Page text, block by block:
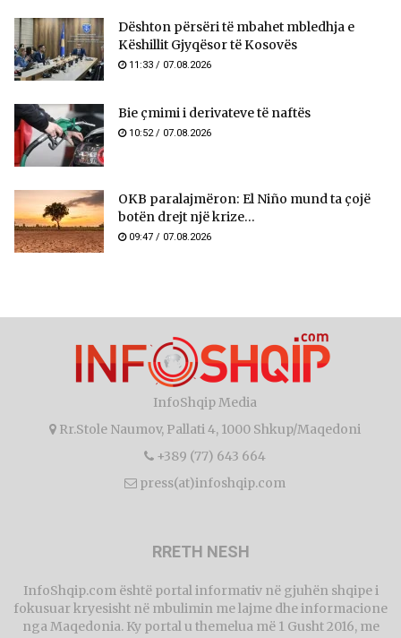
​Dështon përsëri të mbahet mbledhja e
Këshillit Gjyqësor të Kosovës
11:33 / 07.08.2026
Bie çmimi i derivateve të naftës
10:52 / 07.08.2026
OKB paralajmëron: El Niño mund ta çojë
botën drejt një krize...
09:47 / 07.08.2026
InfoShqip Media
Rr.Stole Naumov, Pallati 4, 1000 Shkup/Maqedoni
+389 (77) 643 664
press(at)infoshqip.com
RRETH NESH
InfoShqip.com është portal informativ në gjuhën shqipe i
fokusuar kryesisht në mbulimin me lajme dhe informacione
nga Maqedonia. Ky portal u themelua më 1 Gusht 2016, me